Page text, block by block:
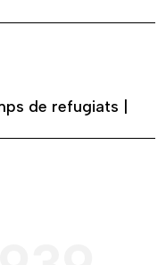
de refugiats |